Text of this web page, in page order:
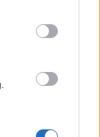
below Google
alapján
egy
még további
össze a